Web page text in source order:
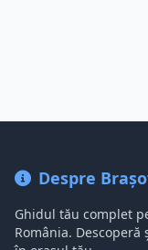
Despre
Ghidul tău complet
România.